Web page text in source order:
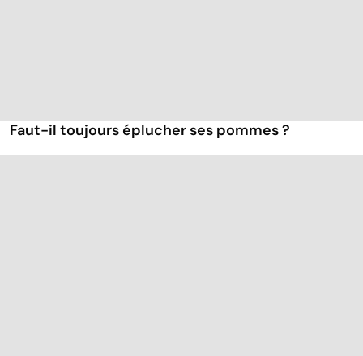
Faut-il toujours éplucher ses pommes ?